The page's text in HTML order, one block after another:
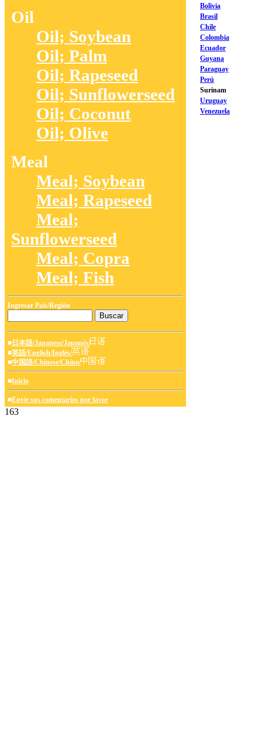
Oil
Oil; Soybean
Oil; Palm
Oil; Rapeseed
Oil; Sunflowerseed
Oil; Coconut
Oil; Olive
Meal
Meal; Soybean
Meal; Rapeseed
Meal;
Sunflowerseed
Meal; Copra
Meal; Fish
Ingresar País/Región
■ 日本語/Japanese/Japonés/
■英語/English/Inglés/
■中国語/Chinese/Chino/
■Inicio
■Envíe sus comentarios por favor
Bolivia
Brasil
Chile
Colombia
Ecuador
Guyana
Paraguay
Perú
Surinam
Uruguay
Venezuela
163